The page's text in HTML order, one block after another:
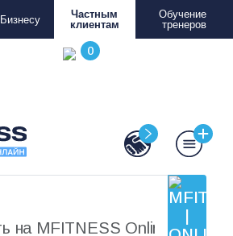
Бизнесу
Частным
клиентам
Обучение
тренеров